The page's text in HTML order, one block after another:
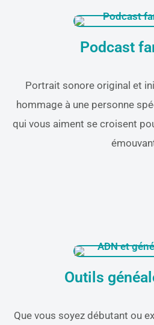
Podcast
Portrait sonore original et
hommage à une personne
qui vous aiment se croisent
Outils
Que vous soyez débutant ou